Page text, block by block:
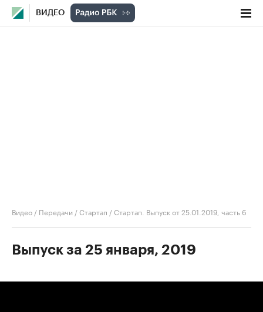
ВИДЕО
Видео / Передачи /Стартап /Стартап. Выпуск от 25.01.2019, часть 6
Выпуск за 25 января, 2019